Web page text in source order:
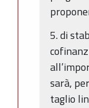
5. di
sarà,
taglio